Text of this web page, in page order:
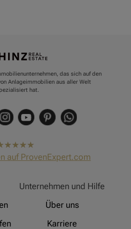
das sich auf den
Anlageimmobilien aus aller Welt
hat.
4,91
5
auf ProvenExpert.com
Unternehmen und Hilfe
Über uns
Karriere